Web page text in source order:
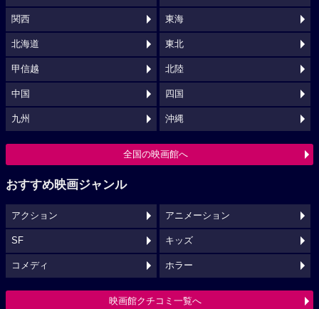
関西 東海
北海道 東北
甲信越 北陸
中国 四国
九州 沖縄
全国の映画館へ
おすすめ映画ジャンル
アクション アニメーション
SF キッズ
コメディ ホラー
映画館クチコミ一覧へ